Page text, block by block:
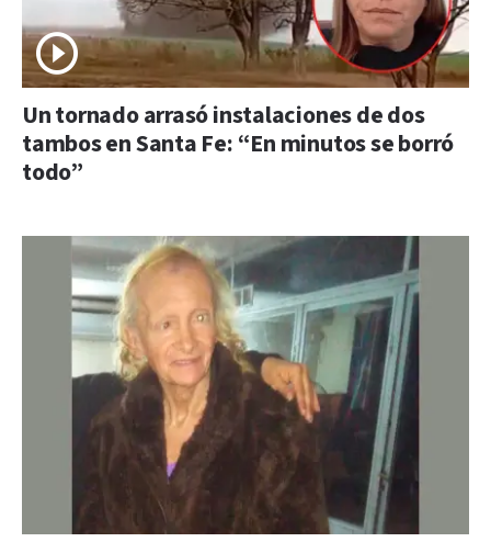
Un tornado arrasó instalaciones de dos
tambos en Santa Fe: “En minutos se borró
todo”